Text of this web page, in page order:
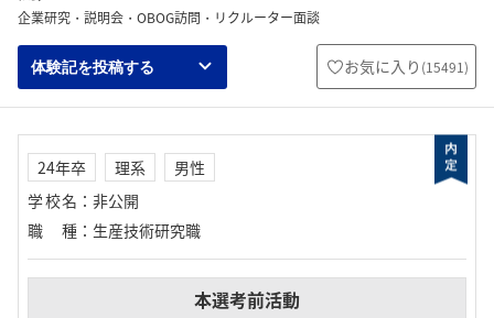
企業研究・説明会・OBOG訪問・リクルーター面談
体験記を投稿する お気に入り (15491)
24年卒 理系
男性
学校名 ： 非公開
職種 ： 生産技術研究職
本選考前活動